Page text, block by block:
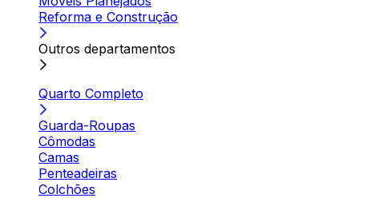
Reforma e Construção
Outros departamentos
Quarto Completo
Guarda-Roupas
Cômodas
Camas
Penteadeiras
Colchões